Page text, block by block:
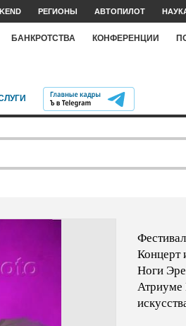
РЕГИОНЫ АВТОПИЛОТ
БАНКРОТСТВА КОНФЕРЕНЦИИ
Концерт
Ноги
Атриуме